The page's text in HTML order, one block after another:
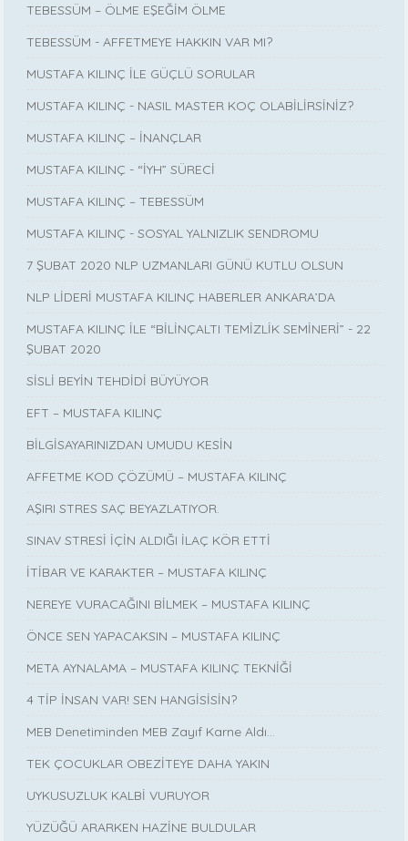
TEBESSÜM – ÖLME EŞEĞİM ÖLME
TEBESSÜM - AFFETMEYE HAKKIN VAR MI?
MUSTAFA KILINÇ İLE GÜÇLÜ SORULAR
MUSTAFA KILINÇ - NASIL MASTER KOÇ OLABİLİRSİNİZ?
MUSTAFA KILINÇ – İNANÇLAR
MUSTAFA KILINÇ - “İYH” SÜRECİ
MUSTAFA KILINÇ – TEBESSÜM
MUSTAFA KILINÇ - SOSYAL YALNIZLIK SENDROMU
7 ŞUBAT 2020 NLP UZMANLARI GÜNÜ KUTLU OLSUN
NLP LİDERİ MUSTAFA KILINÇ HABERLER ANKARA’DA
MUSTAFA KILINÇ İLE “BİLİNÇALTI TEMİZLİK SEMİNERİ” - 22
ŞUBAT 2020
SİSLİ BEYİN TEHDİDİ BÜYÜYOR
EFT – MUSTAFA KILINÇ
BİLGİSAYARINIZDAN UMUDU KESİN
AFFETME KOD ÇÖZÜMÜ – MUSTAFA KILINÇ
AŞIRI STRES SAÇ BEYAZLATIYOR.
SINAV STRESİ İÇİN ALDIĞI İLAÇ KÖR ETTİ
İTİBAR VE KARAKTER – MUSTAFA KILINÇ
NEREYE VURACAĞINI BİLMEK – MUSTAFA KILINÇ
ÖNCE SEN YAPACAKSIN – MUSTAFA KILINÇ
META AYNALAMA – MUSTAFA KILINÇ TEKNİĞİ
4 TİP İNSAN VAR! SEN HANGİSİSİN?
MEB Denetiminden MEB Zayıf Karne Aldı…
TEK ÇOCUKLAR OBEZİTEYE DAHA YAKIN
UYKUSUZLUK KALBİ VURUYOR
YÜZÜĞÜ ARARKEN HAZİNE BULDULAR